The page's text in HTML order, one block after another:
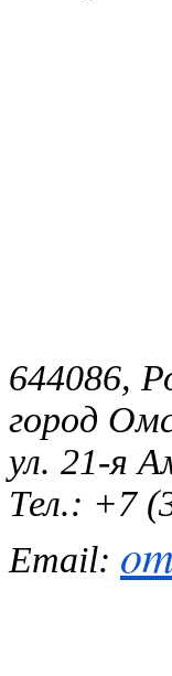
644086,
город
ул. 21-я
Тел.: +7
Email: